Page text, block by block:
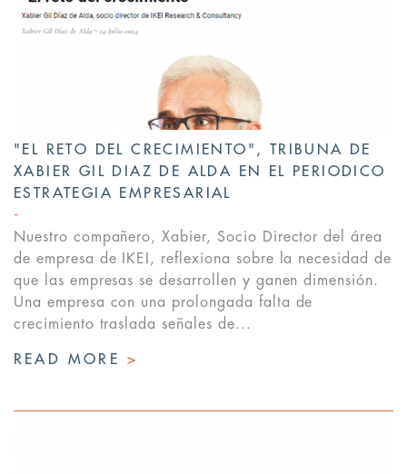
"EL RETO DEL CRECIMIENTO", TRIBUNA DE
XABIER GIL DIAZ DE ALDA EN EL PERIODICO
ESTRATEGIA EMPRESARIAL
Nuestro compañero, Xabier, Socio Director del área
de empresa de IKEI, reflexiona sobre la necesidad de
que las empresas se desarrollen y ganen dimensión.
Una empresa con una prolongada falta de
crecimiento traslada señales de...
READ MORE >